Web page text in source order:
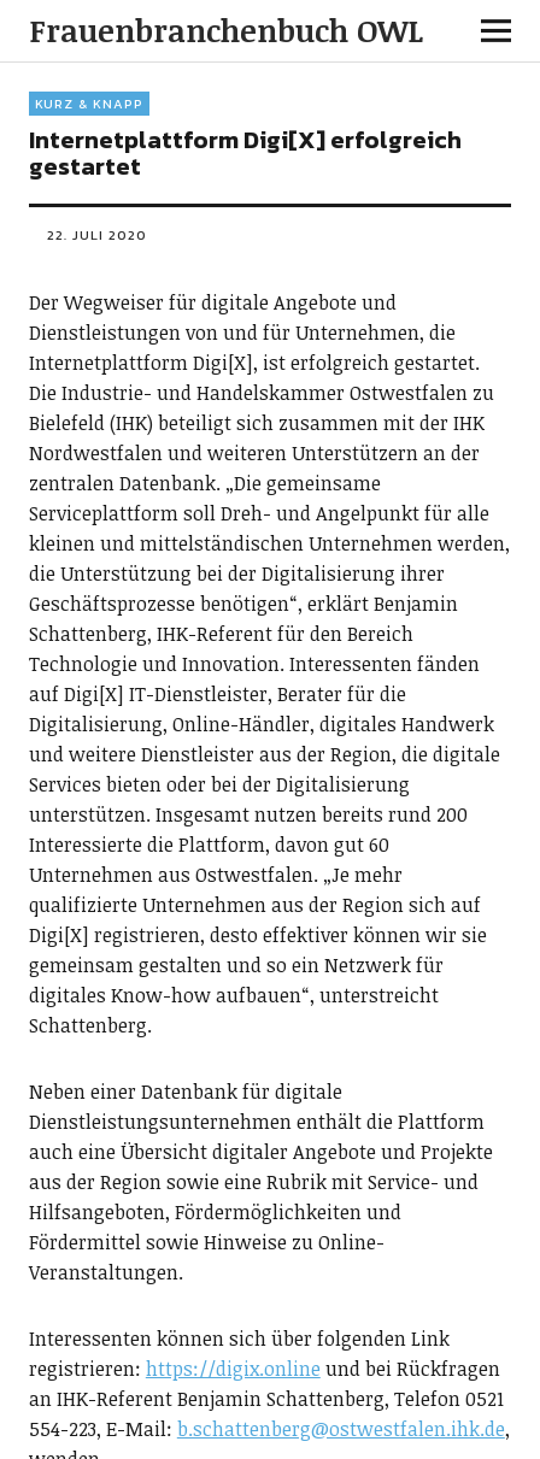
Frauenbranchenbuch OWL
KURZ & KNAPP
Internetplattform Digi[X] erfolgreich
gestartet
22. JULI 2020
Der Wegweiser für digitale Angebote und
Dienstleistungen von und für Unternehmen, die
Internetplattform Digi[X], ist erfolgreich gestartet.
Die Industrie- und Handelskammer Ostwestfalen zu
Bielefeld (IHK) beteiligt sich zusammen mit der IHK
Nordwestfalen und weiteren Unterstützern an der
zentralen Datenbank. „Die gemeinsame
Serviceplattform soll Dreh- und Angelpunkt für alle
kleinen und mittelständischen Unternehmen werden,
die Unterstützung bei der Digitalisierung ihrer
Geschäftsprozesse benötigen“, erklärt Benjamin
Schattenberg, IHK-Referent für den Bereich
Technologie und Innovation. Interessenten fänden
auf Digi[X] IT-Dienstleister, Berater für die
Digitalisierung, Online-Händler, digitales Handwerk
und weitere Dienstleister aus der Region, die digitale
Services bieten oder bei der Digitalisierung
unterstützen. Insgesamt nutzen bereits rund 200
Interessierte die Plattform, davon gut 60
Unternehmen aus Ostwestfalen. „Je mehr
qualifizierte Unternehmen aus der Region sich auf
Digi[X] registrieren, desto effektiver können wir sie
gemeinsam gestalten und so ein Netzwerk für
digitales Know-how aufbauen“, unterstreicht
Schattenberg.
Neben einer Datenbank für digitale
Dienstleistungsunternehmen enthält die Plattform
auch eine Übersicht digitaler Angebote und Projekte
aus der Region sowie eine Rubrik mit Service- und
Hilfsangeboten, Fördermöglichkeiten und
Fördermittel sowie Hinweise zu Online-
Veranstaltungen.
Interessenten können sich über folgenden Link
registrieren: https://digix.online und bei Rückfragen
an IHK-Referent Benjamin Schattenberg, Telefon 0521
554-223, E-Mail: b.schattenberg@ostwestfalen.ihk.de,